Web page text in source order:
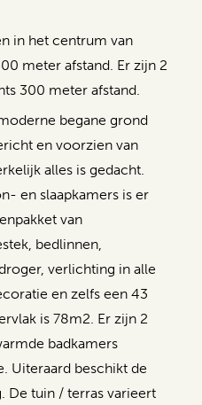
in het centrum van
meter afstand. Er zijn 2
300 meter afstand.
begane grond
en voorzien van
alles is gedacht.
en slaapkamers is er
van
bedlinnen,
verlichting in alle
en zelfs een 43
is 78m2. Er zijn 2
badkamers
Uiteraard beschikt de
De tuin / terras varieert